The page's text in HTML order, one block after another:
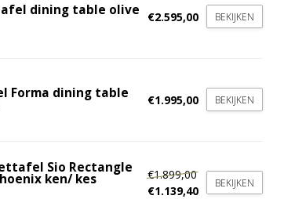
dining table olive €2.595,00 BEKIJKEN
Forma dining table €1.995,00 BEKIJKEN
Sio Rectangle
ken/ kes
€1.899,00
€1.139,40
BEKIJKEN